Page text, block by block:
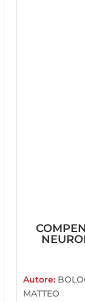
Autore:
MATTEO